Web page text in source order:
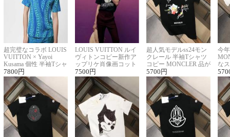
超完璧なコラボ LOUIS
VUITTON × Yayoi
Kusama 個性 半袖Tシャ
ツコピー男女兼用
7800 円
LOUIS VUITTON ルイ
ヴィトンコピー新作ア
ップリケ肖像画コット
ンニット半袖Tシャツ
7500 円
超人気モデルss24モン
クレール 半袖Tシャツ
コピー MONCLER 品が
良く見た目
5700 円
今
な
ル